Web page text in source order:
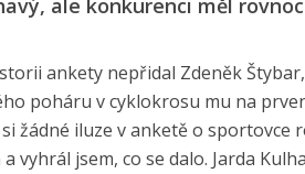
ale konkurenci měl
ankety nepřidal Zdeněk
poháru v cyklokrosu mu na
žádné iluze v anketě o
vyhrál jsem, co se dalo. Jarda